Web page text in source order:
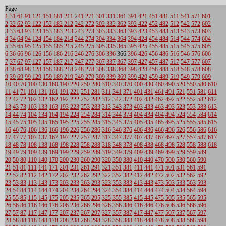
Page
1 31 61 91 121 151 181 211 241 271 301 331 361 391 421 451 481 511 541 571 601
2 32 62 92 122 152 182 212 242 272 302 332 362 392 422 452 482 512 542 572 602
3 33 63 93 123 153 183 213 243 273 303 333 363 393 423 453 483 513 543 573 603
4 34 64 94 124 154 184 214 244 274 304 334 364 394 424 454 484 514 544 574 604
5 35 65 95 125 155 185 215 245 275 305 335 365 395 425 455 485 515 545 575 605
6 36 66 96 126 156 186 216 246 276 306 336 366 396 426 456 486 516 546 576 606
7 37 67 97 127 157 187 217 247 277 307 337 367 397 427 457 487 517 547 577 607
8 38 68 98 128 158 188 218 248 278 308 338 368 398 428 458 488 518 548 578 608
9 39 69 99 129 159 189 219 249 279 309 339 369 399 429 459 489 519 549 579 609
10 40 70 100 130 160 190 220 250 280 310 340 370 400 430 460 490 520 550 580 610
11 41 71 101 131 161 191 221 251 281 311 341 371 401 431 461 491 521 551 581 611
12 42 72 102 132 162 192 222 252 282 312 342 372 402 432 462 492 522 552 582 612
13 43 73 103 133 163 193 223 253 283 313 343 373 403 433 463 493 523 553 583 613
14 44 74 104 134 164 194 224 254 284 314 344 374 404 434 464 494 524 554 584 614
15 45 75 105 135 165 195 225 255 285 315 345 375 405 435 465 495 525 555 585 615
16 46 76 106 136 166 196 226 256 286 316 346 376 406 436 466 496 526 556 586 616
17 47 77 107 137 167 197 227 257 287 317 347 377 407 437 467 497 527 557 587 617
18 48 78 108 138 168 198 228 258 288 318 348 378 408 438 468 498 528 558 588 618
19 49 79 109 139 169 199 229 259 289 319 349 379 409 439 469 499 529 559 589
20 50 80 110 140 170 200 230 260 290 320 350 380 410 440 470 500 530 560 590
21 51 81 111 141 171 201 231 261 291 321 351 381 411 441 471 501 531 561 591
22 52 82 112 142 172 202 232 262 292 322 352 382 412 442 472 502 532 562 592
23 53 83 113 143 173 203 233 263 293 323 353 383 413 443 473 503 533 563 593
24 54 84 114 144 174 204 234 264 294 324 354 384 414 444 474 504 534 564 594
25 55 85 115 145 175 205 235 265 295 325 355 385 415 445 475 505 535 565 595
26 56 86 116 146 176 206 236 266 296 326 356 386 416 446 476 506 536 566 596
27 57 87 117 147 177 207 237 267 297 327 357 387 417 447 477 507 537 567 597
28 58 88 118 148 178 208 238 268 298 328 358 388 418 448 478 508 538 568 598